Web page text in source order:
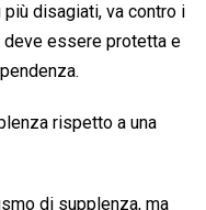
più disagiati, va contro i
essere protetta e
rispetto a una
di supplenza, ma